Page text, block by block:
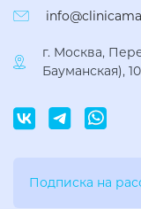
г. Москва,
Бауманская),